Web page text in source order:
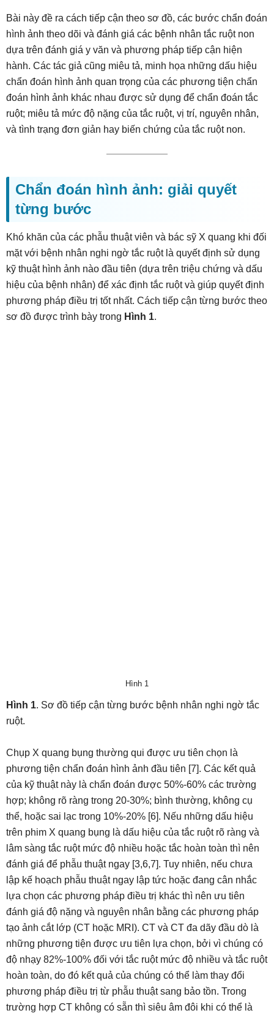
Bài này đề ra cách tiếp cận theo sơ đồ, các bước chẩn đoán
hình ảnh theo dõi và đánh giá các bệnh nhân tắc ruột non
dựa trên đánh giá y văn và phương pháp tiếp cận hiện
hành. Các tác giả cũng miêu tả, minh họa những dấu hiệu
chẩn đoán hình ảnh quan trọng của các phương tiện chẩn
đoán hình ảnh khác nhau được sử dụng để chẩn đoán tắc
ruột; miêu tả mức độ nặng của tắc ruột, vị trí, nguyên nhân,
và tình trạng đơn giản hay biến chứng của tắc ruột non.
Chẩn đoán hình ảnh: giải quyết
từng bước
Khó khăn của các phẫu thuật viên và bác sỹ X quang khi đối
mặt với bệnh nhân nghi ngờ tắc ruột là quyết định sử dụng
kỹ thuật hình ảnh nào đầu tiên (dựa trên triệu chứng và dấu
hiệu của bệnh nhân) để xác định tắc ruột và giúp quyết định
phương pháp điều trị tốt nhất. Cách tiếp cận từng bước theo
sơ đồ được trình bày trong Hình 1.
Hình 1
Hình 1. Sơ đồ tiếp cận từng bước bệnh nhân nghi ngờ tắc
ruột.
Chụp X quang bụng thường qui được ưu tiên chọn là
phương tiện chẩn đoán hình ảnh đầu tiên [7]. Các kết quả
của kỹ thuật này là chẩn đoán được 50%-60% các trường
hợp; không rõ ràng trong 20-30%; bình thường, không cụ
thể, hoặc sai lạc trong 10%-20% [6]. Nếu những dấu hiệu
trên phim X quang bụng là dấu hiệu của tắc ruột rõ ràng và
lâm sàng tắc ruột mức độ nhiều hoặc tắc hoàn toàn thì nên
đánh giá để phẫu thuật ngay [3,6,7]. Tuy nhiên, nếu chưa
lập kế hoạch phẫu thuật ngay lập tức hoặc đang cân nhắc
lựa chọn các phương pháp điều trị khác thì nên ưu tiên
đánh giá độ nặng và nguyên nhân bằng các phương pháp
tạo ảnh cắt lớp (CT hoặc MRI). CT và CT đa dãy đầu dò là
những phương tiện được ưu tiên lựa chọn, bởi vì chúng có
độ nhạy 82%-100% đối với tắc ruột mức độ nhiều và tắc ruột
hoàn toàn, do đó kết quả của chúng có thể làm thay đổi
phương pháp điều trị từ phẫu thuật sang bảo tồn. Trong
trường hợp CT không có sẵn thì siêu âm đôi khi có thể là